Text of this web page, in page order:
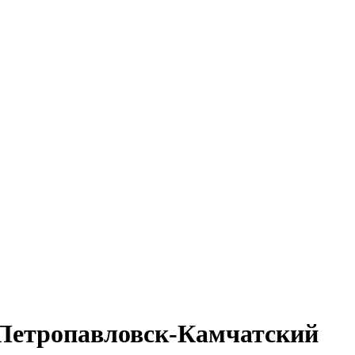
Камчатский